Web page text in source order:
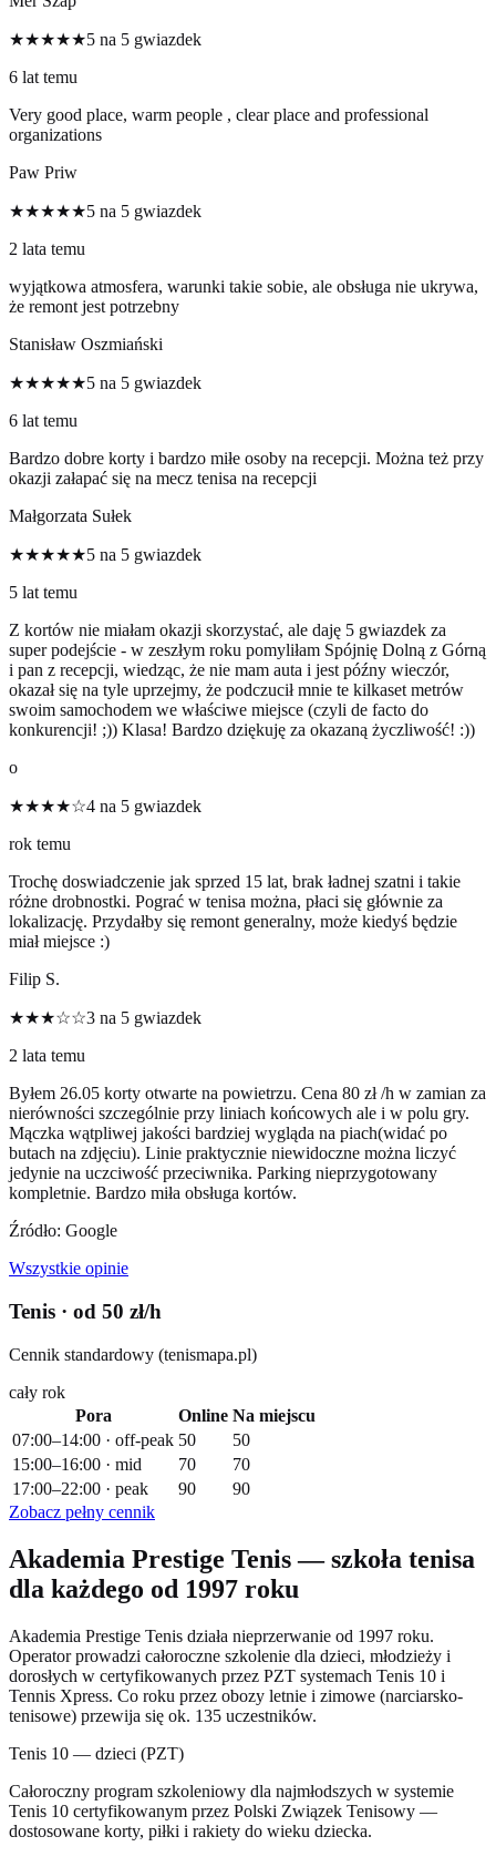
★★★★★5 na 5 gwiazdek
6 lat temu
Very good place, warm people , clear place and professional
organizations
Paw Priw
★★★★★5 na 5 gwiazdek
2 lata temu
wyjątkowa atmosfera, warunki takie sobie, ale obsługa nie ukrywa,
że remont jest potrzebny
Stanisław Oszmiański
★★★★★5 na 5 gwiazdek
6 lat temu
Bardzo dobre korty i bardzo miłe osoby na recepcji. Można też przy
okazji załapać się na mecz tenisa na recepcji
Małgorzata Sułek
★★★★★5 na 5 gwiazdek
5 lat temu
Z kortów nie miałam okazji skorzystać, ale daję 5 gwiazdek za
super podejście - w zeszłym roku pomyliłam Spójnię Dolną z Górną
i pan z recepcji, wiedząc, że nie mam auta i jest późny wieczór,
okazał się na tyle uprzejmy, że podczucił mnie te kilkaset metrów
swoim samochodem we właściwe miejsce (czyli de facto do
konkurencji! ;)) Klasa! Bardzo dziękuję za okazaną życzliwość! :))
o
★★★★☆4 na 5 gwiazdek
rok temu
Trochę doswiadczenie jak sprzed 15 lat, brak ładnej szatni i takie
różne drobnostki. Pograć w tenisa można, płaci się głównie za
lokalizację. Przydałby się remont generalny, może kiedyś będzie
miał miejsce :)
Filip S.
★★★☆☆3 na 5 gwiazdek
2 lata temu
Byłem 26.05 korty otwarte na powietrzu. Cena 80 zł /h w zamian za
nierówności szczególnie przy liniach końcowych ale i w polu gry.
Mączka wątpliwej jakości bardziej wygląda na piach(widać po
butach na zdjęciu). Linie praktycznie niewidoczne można liczyć
jedynie na uczciwość przeciwnika. Parking nieprzygotowany
kompletnie. Bardzo miła obsługa kortów.
Źródło: Google
Wszystkie opinie
Tenis · od 50 zł/h
Cennik standardowy (tenismapa.pl)
cały rok
Pora
Online Na miejscu
07:00–14:00 · off-peak 50
50
15:00–16:00 · mid
70
70
17:00–22:00 · peak
90
90
Zobacz pełny cennik
Akademia Prestige Tenis — szkoła tenisa
dla każdego od 1997 roku
Akademia Prestige Tenis działa nieprzerwanie od 1997 roku.
Operator prowadzi całoroczne szkolenie dla dzieci, młodzieży i
dorosłych w certyfikowanych przez PZT systemach Tenis 10 i
Tennis Xpress. Co roku przez obozy letnie i zimowe (narciarsko-
tenisowe) przewija się ok. 135 uczestników.
Tenis 10 — dzieci (PZT)
Całoroczny program szkoleniowy dla najmłodszych w systemie
Tenis 10 certyfikowanym przez Polski Związek Tenisowy —
dostosowane korty, piłki i rakiety do wieku dziecka.